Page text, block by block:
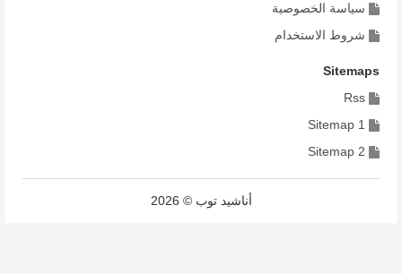
سياسة الخصوصية
شروط الاستخدام
Sitemaps
Rss
Sitemap 1
Sitemap 2
أناشيد توب © 2026